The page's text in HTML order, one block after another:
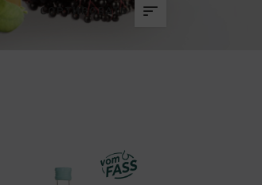
СОРТИРОВАТЬ